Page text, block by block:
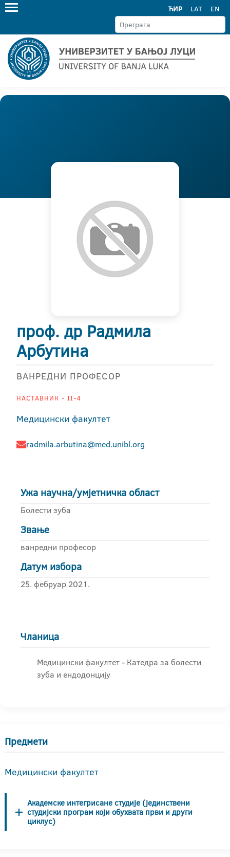
ЋИР LAT EN
проф. др Радмила
Арбутина
ВАНРЕДНИ ПРОФЕСОР
НАСТАВНИК - II-4
Медицински факултет
radmila.arbutina@med.unibl.org
Ужа научна/умјетничка област
Болести зуба
Звање
ванредни професор
Датум избора
25. фебруар 2021.
Чланица
Медицински факултет - Катедра за болести
зуба и ендодонцију
Предмети
Медицински факултет
Академске интегрисане студије (јединствени
студијски програм који обухвата први и други
циклус)